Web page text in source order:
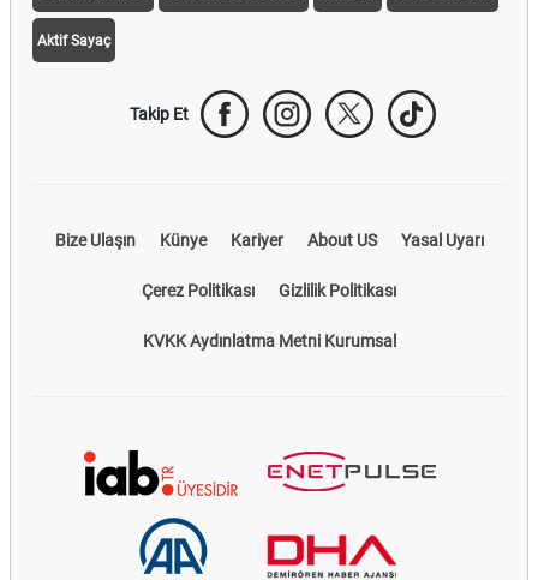
Aktif Sayaç
Takip Et
Bize Ulaşın Künye Kariyer About US Yasal Uyarı
Çerez Politikası Gizlilik Politikası
KVKK Aydınlatma Metni Kurumsal